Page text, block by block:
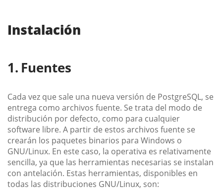
Instalación
Fuentes
Cada vez que sale una nueva versión de PostgreSQL, se
entrega como archivos fuente. Se trata del modo de
distribución por defecto, como para cualquier
software libre. A partir de estos archivos fuente se
crearán los paquetes binarios para Windows o
GNU/Linux. En este caso, la operativa es relativamente
sencilla, ya que las herramientas necesarias se instalan
con antelación. Estas herramientas, disponibles en
todas las distribuciones GNU/Linux, son: